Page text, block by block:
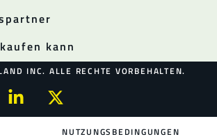
kann
INC. ALLE RECHTE VORBEHALTEN.
NUTZUNGSBEDINGUNGEN